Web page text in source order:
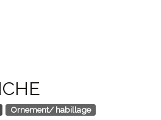
Ornement/ habillage